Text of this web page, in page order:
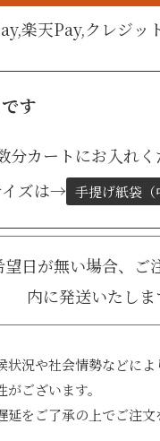
楽天Pay,クレジッ
す
分カートにお入れく
ズは→ 手提げ紙袋（
日が無い場合、ご
内に発送いたしま
状況や社会情勢などに
ございます。
をご了承の上でご注文